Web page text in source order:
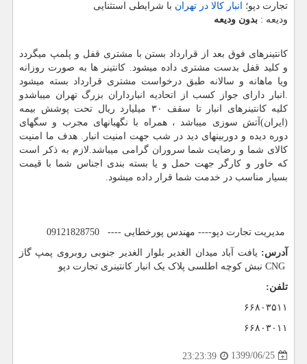
تجارت دپو؛
انبار کالا در تهران با شرایطی استثنایی
ودیعه : بدون ودیعه
کانتینرهای فوق بعد از قرارداد بستن با مشتری قفل و پلمپ میگردد
و کلید قفل بدست مشتری داده میشود. کانتینر ها به صورت روزانه
ویا ماهانه و سالانه طبق درخواست مشتری قرارداد بسته میشود
.انبار دارای جواز کسب از اتحادیه انبارداران بزرگ تهران میباشدو
کلیه کانتینرهای انبار تا سقف ۳۰ میلیارد ریال تحت پوشش بیمه
(ایران)آتش سوزی میباشد ، همراه با نگهبانهای مجرب و سگهای
دوره دیده و دوربینهای دید در شب جهت امنیت انبار. هدف ما امنیت
کالای شما و رضایت شما سروران گرامی میباشد.لازم به ذکر است
که خاور و کارگر جهت حمل و یا بسته بندی اجناس شما با قیمت
بسیار مناسب در خدمت شما قرار داده میشود.
مدیریت تجارت دپو---- مهندس پورخطایی ---- 09121828750
آدرس: یافت آباد میدان الغدیر بلوار الغدیر جنوبی روبروی پمپ گاز
CNG نبش کوچه اطلسی پلاک یک انبار کانتینری تجارت دپو
تلفن:
۶۶۸۰۳۵۱۱
۶۶۸۰۳۰۱۱
1399/06/25
23:23:39